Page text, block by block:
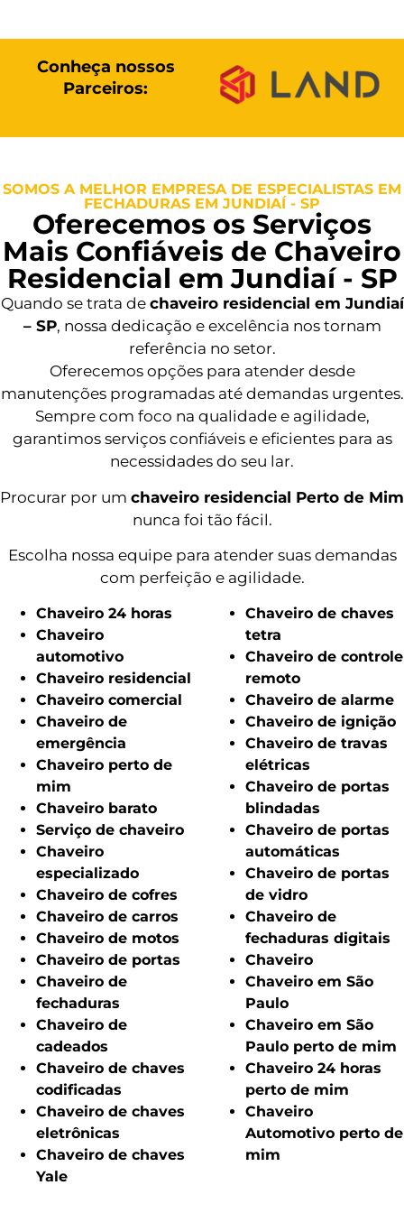
Conheça nossos
Parceiros:
SOMOS A MELHOR EMPRESA DE ESPECIALISTAS EM
FECHADURAS EM JUNDIAÍ - SP
Oferecemos os Serviços
Mais Confiáveis de Chaveiro
Residencial em Jundiaí - SP
Quando se trata de chaveiro residencial em Jundiaí
– SP, nossa dedicação e excelência nos tornam
referência no setor.
Oferecemos opções para atender desde
manutenções programadas até demandas urgentes.
Sempre com foco na qualidade e agilidade,
garantimos serviços confiáveis e eficientes para as
necessidades do seu lar.
Procurar por um chaveiro residencial Perto de Mim
nunca foi tão fácil.
Escolha nossa equipe para atender suas demandas
com perfeição e agilidade.
Chaveiro 24 horas
Chaveiro
automotivo
Chaveiro residencial
Chaveiro comercial
Chaveiro de
emergência
Chaveiro perto de
mim
Chaveiro barato
Serviço de chaveiro
Chaveiro
especializado
Chaveiro de cofres
Chaveiro de carros
Chaveiro de motos
Chaveiro de portas
Chaveiro de
fechaduras
Chaveiro de
cadeados
Chaveiro de chaves
codificadas
Chaveiro de chaves
eletrônicas
Chaveiro de chaves
Yale
Chaveiro de chaves
tetra
Chaveiro de controle
remoto
Chaveiro de alarme
Chaveiro de ignição
Chaveiro de travas
elétricas
Chaveiro de portas
blindadas
Chaveiro de portas
automáticas
Chaveiro de portas
de vidro
Chaveiro de
fechaduras digitais
Chaveiro
Chaveiro em São
Paulo
Chaveiro em São
Paulo perto de mim
Chaveiro 24 horas
perto de mim
Chaveiro
Automotivo perto de
mim